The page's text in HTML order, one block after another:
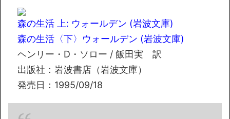
森の生活 上: ウォールデン (岩波文庫)
森の生活〈下〉ウォールデン (岩波文庫)
ヘンリー・D・ソロー / 飯田実 訳
出版社：岩波書店（岩波文庫）
発売日：1995/09/18